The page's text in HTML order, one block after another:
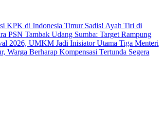
KPK di Indonesia Timur Sadis! Ayah Tiri di
PSN Tambak Udang Sumba: Target Rampung
2026, UMKM Jadi Inisiator Utama Tiga Menteri
Warga Berharap Kompensasi Tertunda Segera